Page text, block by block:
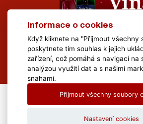
All Rights Reserved Muzeum Brněnska ©
Informace o cookies
Když kliknete na "Přijmout všechny
poskytnete tím souhlas k jejich
zařízení, což pomáhá s navigací na
analýzou využití dat a s našimi
snahami.
Přijmout všechny soubory
Nastavení cookies